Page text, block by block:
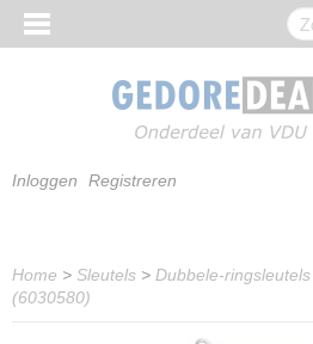
Inloggen Registreren
Home > Sleutels > Dubbele-ringsleutels
(6030580)